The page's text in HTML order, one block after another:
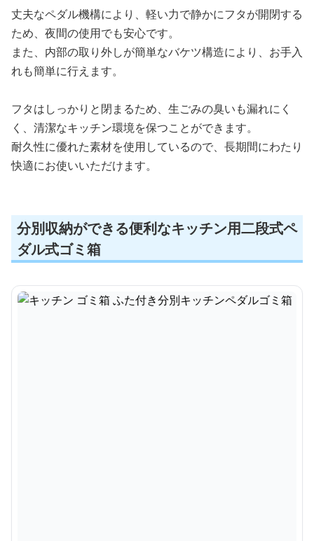
丈夫なペダル機構により、軽い力で静かにフタが開閉する
ため、夜間の使用でも安心です。
また、内部の取り外しが簡単なバケツ構造により、お手入
れも簡単に行えます。
フタはしっかりと閉まるため、生ごみの臭いも漏れにく
く、清潔なキッチン環境を保つことができます。
耐久性に優れた素材を使用しているので、長期間にわたり
快適にお使いいただけます。
分別収納ができる便利なキッチン用二段式ペ
ダル式ゴミ箱